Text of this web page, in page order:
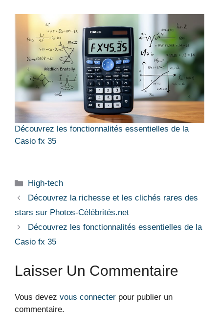
Découvrez les fonctionnalités essentielles de la
Casio fx 35
Catégories
High-tech
Découvrez la richesse et les clichés rares des
stars sur Photos-Célébrités.net
Découvrez les fonctionnalités essentielles de la
Casio fx 35
Laisser Un Commentaire
Vous devez vous connecter pour publier un
commentaire.